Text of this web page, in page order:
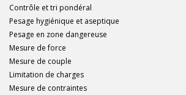
Contrôle et tri pondéral
Pesage hygiénique et aseptique
Pesage en zone dangereuse
Mesure de force
Mesure de couple
Limitation de charges
Mesure de contraintes